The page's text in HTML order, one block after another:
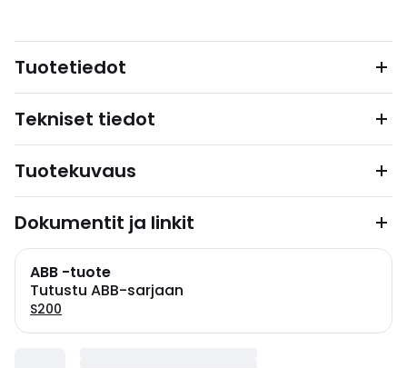
Tuotetiedot
Tekniset tiedot
Tuotekuvaus
Dokumentit ja linkit
ABB -tuote
Tutustu ABB-sarjaan
S200